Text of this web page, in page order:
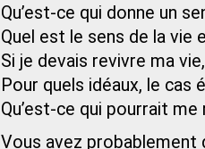
Qu’est-ce qui donne un
Quel est le sens de la vie
Si je devais revivre ma
Pour quels idéaux, le cas
Qu’est-ce qui pourrait
Vous avez probablement